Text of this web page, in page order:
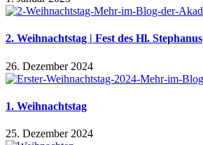
2. Weihnachtstag | Fest des Hl. Stephanus
26. Dezember 2024
1. Weihnachtstag
25. Dezember 2024